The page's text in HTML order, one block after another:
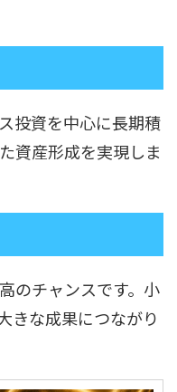
投資を中心に長期積
資産形成を実現しま
のチャンスです。小
きな成果につながり